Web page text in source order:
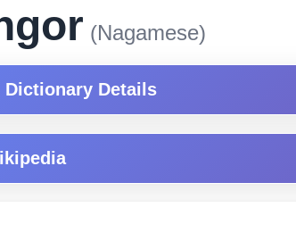
(Nagamese)
Dictionary Details